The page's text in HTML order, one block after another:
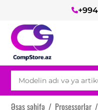
Əsas səhifə / Prosessorlar /